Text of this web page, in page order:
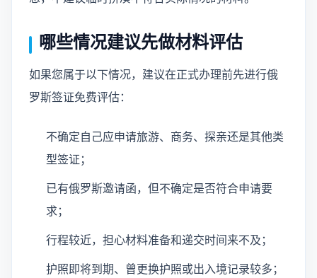
哪些情况建议先做材料评估
如果您属于以下情况，建议在正式办理前先进行俄
罗斯签证免费评估：
不确定自己应申请旅游、商务、探亲还是其他类
型签证；
已有俄罗斯邀请函，但不确定是否符合申请要
求；
行程较近，担心材料准备和递交时间来不及；
护照即将到期、曾更换护照或出入境记录较多；